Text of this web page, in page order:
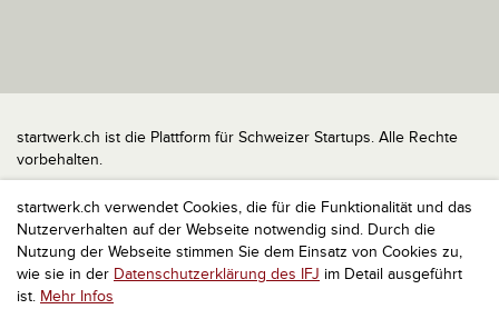
startwerk.ch verwendet Cookies, die für die Funktionalität und das
Nutzerverhalten auf der Webseite notwendig sind. Durch die
Nutzung der Webseite stimmen Sie dem Einsatz von Cookies zu,
wie sie in der Datenschutzerklärung des IFJ im Detail ausgeführt
ist. Mehr Infos
startwerk.ch ist die Plattform für Schweizer Startups. Alle Rechte
vorbehalten.
Impressum
Kontakt
nach oben